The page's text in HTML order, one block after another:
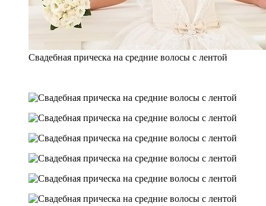
Свадебная прическа на средние волосы с лентой